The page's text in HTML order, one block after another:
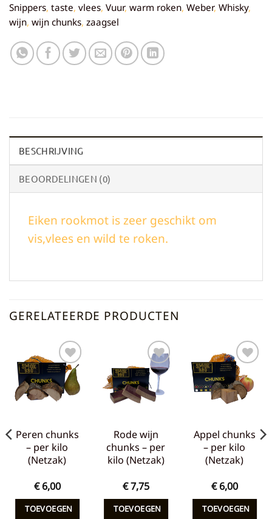
Snippers, taste, vlees, Vuur, warm roken, Weber, Whisky,
wijn, wijn chunks, zaagsel
BESCHRIJVING
BEOORDELINGEN (0)
Eiken rookmot is zeer geschikt om
vis,vlees en wild te roken.
GERELATEERDE PRODUCTEN
Toevoegen
aan
verlanglijst
Peren chunks
– per kilo
(Netzak)
€6,00
TOEVOEGEN
Toevoegen
aan
verlanglijst
Rode wijn
chunks – per
kilo (Netzak)
€7,75
TOEVOEGEN
Toevoegen
aan
verlanglijst
Appel chunks
– per kilo
(Netzak)
€6,00
TOEVOEGEN